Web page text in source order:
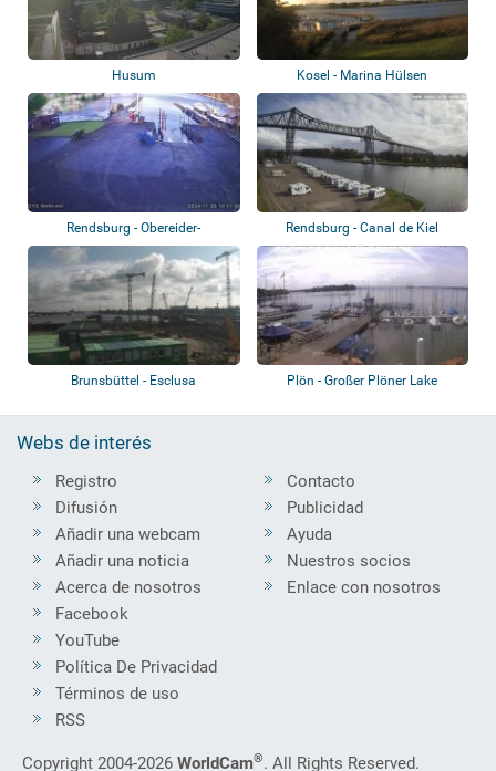
Husum Kosel - Marina Hülsen
Rendsburg - Obereider-
Yachtservice
Rendsburg - Canal de Kiel
Brunsbüttel - Esclusa Plön - Großer Plöner Lake
Webs de interés
Registro
Difusión
Añadir una webcam
Añadir una noticia
Acerca de nosotros
Contacto
Publicidad
Ayuda
Nuestros socios
Enlace con nosotros
Facebook
YouTube
Política De Privacidad
Términos de uso
RSS
Copyright 2004-2026 WorldCam®. All Rights Reserved.